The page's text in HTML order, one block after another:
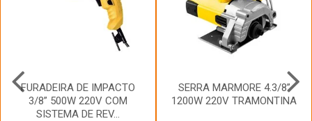
FURADEIRA DE IMPACTO
3/8” 500W 220V COM
SISTEMA DE REV...
SERRA MARMORE 4.3/8”
1200W 220V TRAMONTINA